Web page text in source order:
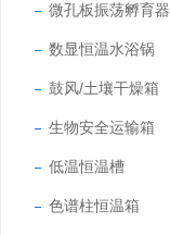
微孔板振荡孵育器
数显恒温水浴锅
鼓风/土壤干燥箱
生物安全运输箱
低温恒温槽
色谱柱恒温箱